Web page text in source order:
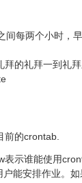
间每两个小时，
拜的礼拜一到礼
前的crontab.
示谁能使用
能安排作业。